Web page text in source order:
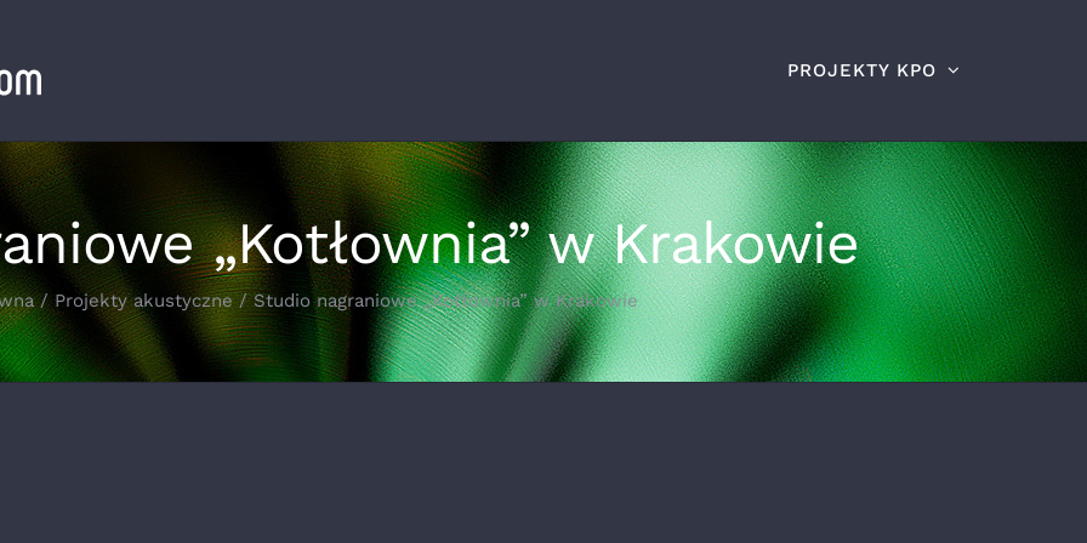
PROJEKTY KPO
„Kotłownia” w Krakowie
Projekty akustyczne Studio nagraniowe „Kotłownia” w Krakowie